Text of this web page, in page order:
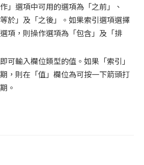
」選項中可用的選項為「之前」、
等於」及「之後」。如果索引選項選擇
選項，則操作選項為「包含」及「排
可輸入欄位類型的值。如果「索引」
，則在「值」欄位為可按一下箭頭打
。